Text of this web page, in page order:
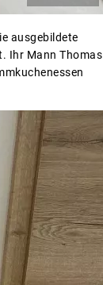
ausgebildete
Ihr Mann Thomas